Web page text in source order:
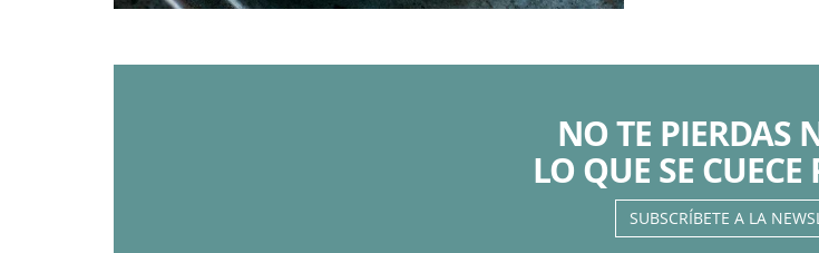
NO TE PIERDAS
LO QUE SE
SUBSCRÍBETE A LA